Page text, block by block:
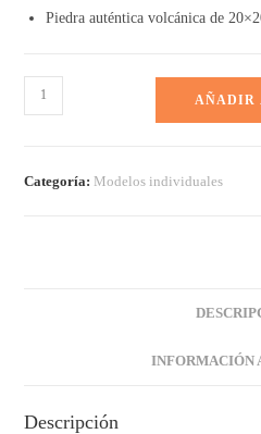
Piedra auténtica volcánica de
AÑADIR
Categoría: Modelos individuales
INFORMACIÓN
Descripción